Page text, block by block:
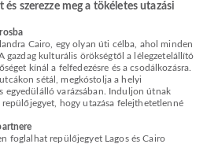
és szerezze meg a tökéletes utazási
Cairo, egy olyan úti célba, ahol minden
gazdag kulturális örökségtől a lélegzetelállító
kínál a felfedezésre és a csodálkozásra.
sétál, megkóstolja a helyi
egyedülálló varázsában. Induljon útnak
repülőjegyet, hogy utazása felejthetetlenné
foglalhat repülőjegyet Lagos és Cairo